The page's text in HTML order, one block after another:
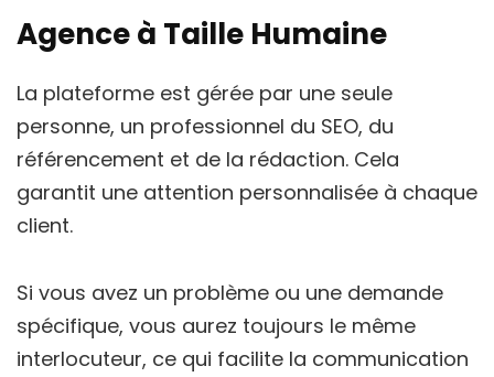
Agence à Taille Humaine
La plateforme est gérée par une seule
personne, un professionnel du SEO, du
référencement et de la rédaction. Cela
garantit une attention personnalisée à chaque
client.
Si vous avez un problème ou une demande
spécifique, vous aurez toujours le même
interlocuteur, ce qui facilite la communication